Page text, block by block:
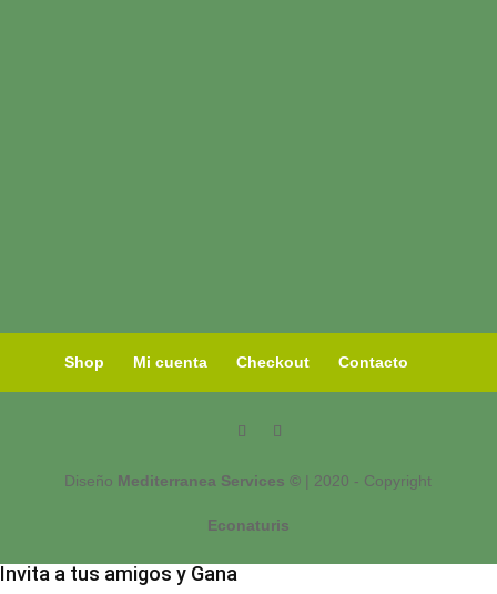
Shop Mi cuenta Checkout Contacto
Diseño Mediterranea Services © | 2020 - Copyright
Econaturis
Invita a tus amigos y Gana